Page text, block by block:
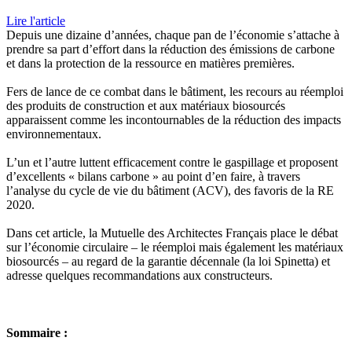
Lire l'article
Depuis une dizaine d’années, chaque pan de l’économie s’attache à
prendre sa part d’effort dans la réduction des émissions de carbone
et dans la protection de la ressource en matières premières.
Fers de lance de ce combat dans le bâtiment, les recours au réemploi
des produits de construction et aux matériaux biosourcés
apparaissent comme les incontournables de la réduction des impacts
environnementaux.
L’un et l’autre luttent efficacement contre le gaspillage et proposent
d’excellents « bilans carbone » au point d’en faire, à travers
l’analyse du cycle de vie du bâtiment (ACV), des favoris de la RE
2020.
Dans cet article, la Mutuelle des Architectes Français place le débat
sur l’économie circulaire – le réemploi mais également les matériaux
biosourcés – au regard de la garantie décennale (la loi Spinetta) et
adresse quelques recommandations aux constructeurs.
Sommaire :